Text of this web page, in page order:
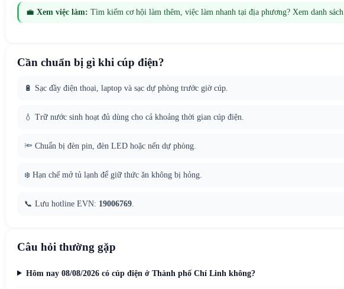
💼 Xem việc làm: Tìm kiếm cơ hội làm thêm, việc làm nhanh tại địa phương? Xem danh sách
Cần chuẩn bị gì khi cúp điện?
🔋 Sạc đầy điện thoại, laptop và sạc dự phòng trước giờ cúp.
💧 Trữ nước sinh hoạt đủ dùng cho cả khoảng thời gian cúp điện.
🔦 Chuẩn bị đèn pin, đèn LED hoặc nến dự phòng.
❄️ Hạn chế mở tủ lạnh để giữ thức ăn không bị hỏng.
📞 Lưu hotline EVN: 19006769
Câu hỏi thường gặp
Hôm nay 08/08/2026 có cúp điện ở Thành phố Chí Linh không?